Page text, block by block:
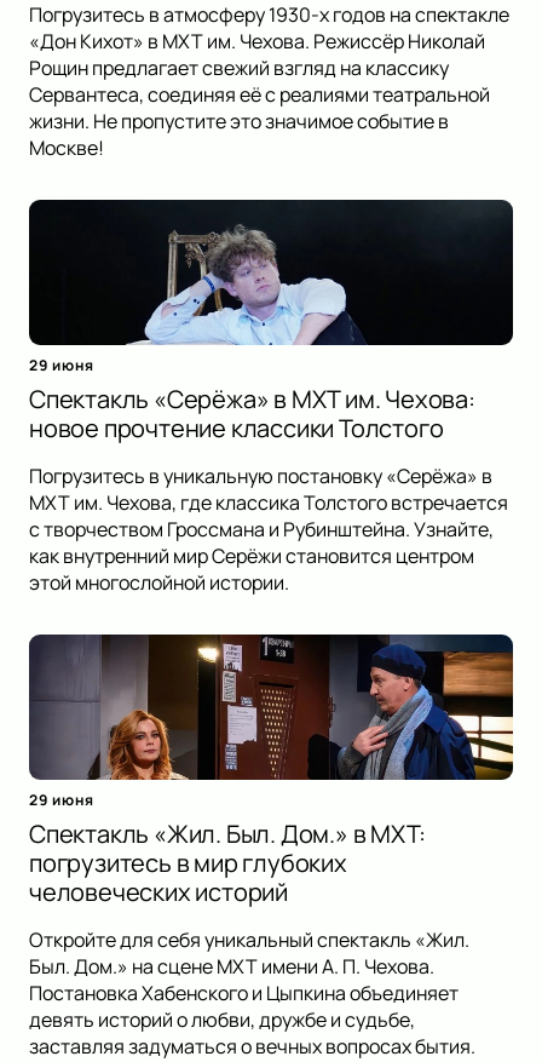
Погрузитесь в атмосферу 1930-х годов на спектакле
«Дон Кихот» в МХТ им. Чехова. Режиссёр Николай
Рощин предлагает свежий взгляд на классику
Сервантеса, соединяя её с реалиями театральной
жизни. Не пропустите это значимое событие в
Москве!
29 июня
Спектакль «Серёжа» в МХТ им. Чехова:
новое прочтение классики Толстого
Погрузитесь в уникальную постановку «Серёжа» в
МХТ им. Чехова, где классика Толстого встречается
с творчеством Гроссмана и Рубинштейна. Узнайте,
как внутренний мир Серёжи становится центром
этой многослойной истории.
29 июня
Спектакль «Жил. Был. Дом.» в МХТ:
погрузитесь в мир глубоких
человеческих историй
Откройте для себя уникальный спектакль «Жил.
Был. Дом.» на сцене МХТ имени А. П. Чехова.
Постановка Хабенского и Цыпкина объединяет
девять историй о любви, дружбе и судьбе,
заставляя задуматься о вечных вопросах бытия.